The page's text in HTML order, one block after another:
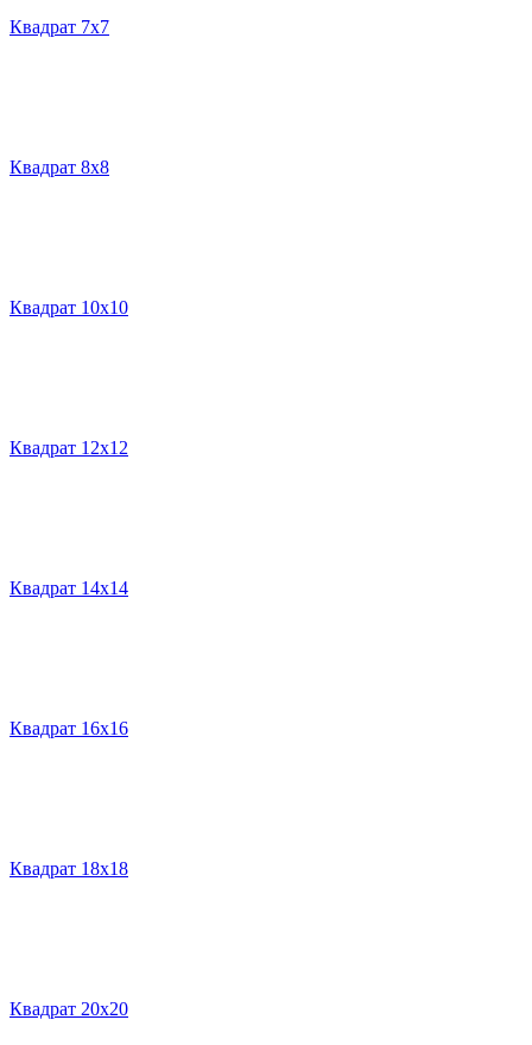
Квадрат 7х7
Квадрат 8х8
Квадрат 10х10
Квадрат 12х12
Квадрат 14х14
Квадрат 16х16
Квадрат 18х18
Квадрат 20х20